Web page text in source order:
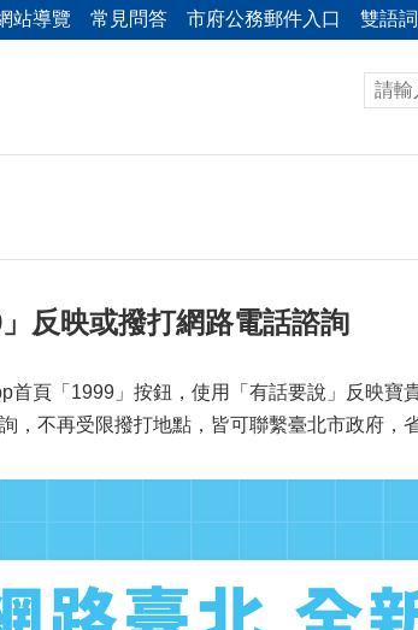
站導覽 常見問答 市府公務郵件入口 雙語
反映或撥打網路電話諮詢
頁「1999」按鈕，使用「有話要說」反映寶
不再受限撥打地點，皆可聯繫臺北市政府，